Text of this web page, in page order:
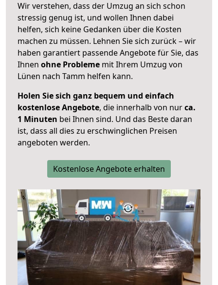
Wir verstehen, dass der Umzug an sich schon
stressig genug ist, und wollen Ihnen dabei
helfen, sich keine Gedanken über die Kosten
machen zu müssen. Lehnen Sie sich zurück – wir
haben garantiert passende Angebote für Sie, das
Ihnen ohne Probleme mit Ihrem Umzug von
Lünen nach Tamm helfen kann.
Holen Sie sich ganz bequem und einfach
kostenlose Angebote, die innerhalb von nurca.
1 Minuten bei Ihnen sind. Und das Beste daran
ist, dass all dies zu erschwinglichen Preisen
angeboten werden.
Kostenlose Angebote erhalten